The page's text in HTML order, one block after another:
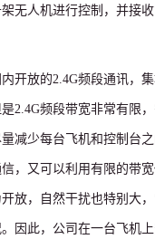
无人机进行控制，并接
开放的2.4G频段通讯，
2.4G频段带宽非常有限
减少每台飞机和控制台
，又可以利用有限的带
放，自然干扰也特别大
因此，公司在一台飞机